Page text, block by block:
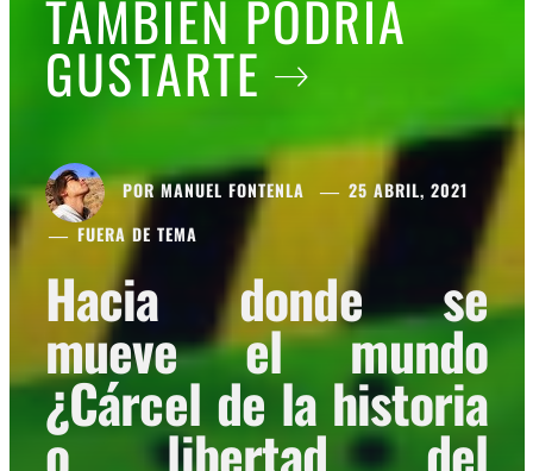
TAMBIÉN PODRÍA
GUSTARTE
PORMANUEL FONTENLA
25 ABRIL, 2021
FUERA DE TEMA
Hacia donde se
mueve el mundo
¿Cárcel de la historia
o libertad del